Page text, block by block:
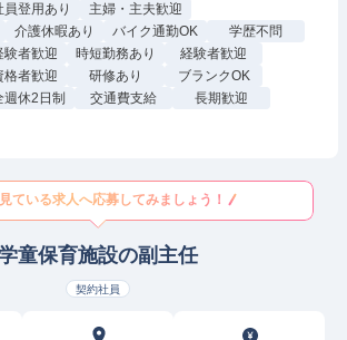
員登用あり
主婦・主夫歓迎
介護休暇あり バイク通勤OK
学歴不問
験者歓迎 時短勤務あり
経験者歓迎
格者歓迎 研修あり
ブランクOK
週休2日制 交通費支給
長期歓迎
ている求人へ応募してみましょう！
童保育施設の副主任
契約社員